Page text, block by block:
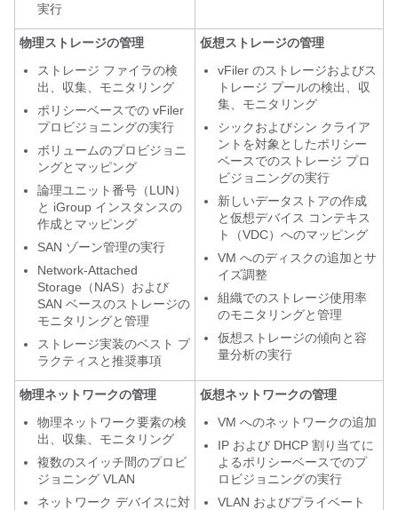
実行
物理ストレージの管理
ストレージ ファイラの検
出、収集、モニタリング
ポリシーベースでの vFiler
プロビジョニングの実行
ボリュームのプロビジョニ
ングとマッピング
論理ユニット番号（LUN）
と iGroup インスタンスの
作成とマッピング
SAN ゾーン管理の実行
Network-Attached
Storage（NAS）および
SAN ベースのストレージの
モニタリングと管理
ストレージ実装のベスト プ
ラクティスと推奨事項
仮想ストレージの管理
vFiler のストレージおよびス
トレージ プールの検出、収
集、モニタリング
シックおよびシン クライア
ントを対象としたポリシー
ベースでのストレージ プロ
ビジョニングの実行
新しいデータストアの作成
と仮想デバイス コンテキス
ト（VDC）へのマッピング
VM へのディスクの追加とサ
イズ調整
組織でのストレージ使用率
のモニタリングと管理
仮想ストレージの傾向と容
量分析の実行
物理ネットワークの管理
物理ネットワーク要素の検
出、収集、モニタリング
複数のスイッチ間のプロビ
ジョニング VLAN
ネットワーク デバイスに対
仮想ネットワークの管理
VM へのネットワークの追加
IP および DHCP 割り当てに
よるポリシーベースでのプ
ロビジョニングの実行
VLAN およびプライベート